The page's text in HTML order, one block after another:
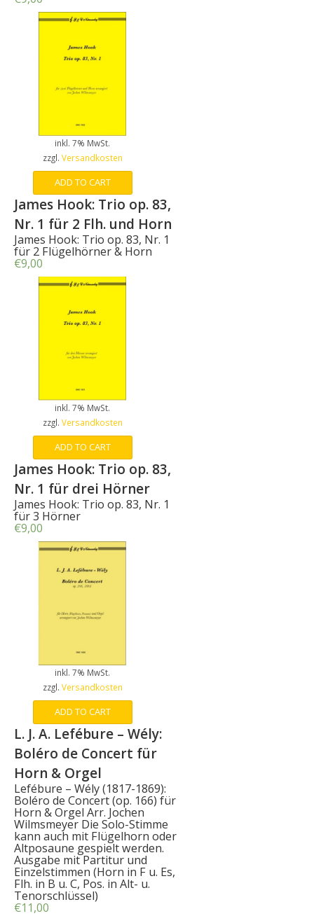
inkl. 7% MwSt.
zzgl. Versandkosten
ADD TO CART
James Hook: Trio op. 83,
Nr. 1 für 2 Flh. und Horn
James Hook: Trio op. 83, Nr. 1
für 2 Flügelhörner & Horn
€9,00
inkl. 7% MwSt.
zzgl. Versandkosten
ADD TO CART
James Hook: Trio op. 83,
Nr. 1 für drei Hörner
James Hook: Trio op. 83, Nr. 1
für 3 Hörner
€9,00
inkl. 7% MwSt.
zzgl. Versandkosten
ADD TO CART
L. J. A. Lefébure – Wély:
Boléro de Concert für
Horn & Orgel
Lefébure – Wély (1817-1869):
Boléro de Concert (op. 166) für
Horn & Orgel Arr. Jochen
Wilmsmeyer Die Solo-Stimme
kann auch mit Flügelhorn oder
Altposaune gespielt werden.
Ausgabe mit Partitur und
Einzelstimmen (Horn in F u. Es,
Flh. in B u. C, Pos. in Alt- u.
Tenorschlüssel)
€11,00